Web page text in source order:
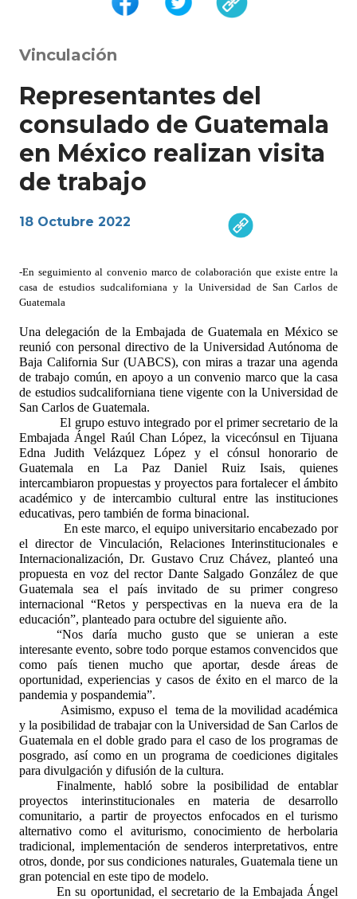
Vinculación
Representantes del
consulado de Guatemala
en México realizan visita
de trabajo
18 Octubre 2022
-En seguimiento al convenio marco de colaboración que existe entre la
casa de estudios sudcaliforniana y la Universidad de San Carlos de
Guatemala
Una delegación de la Embajada de Guatemala en México se
reunió con personal directivo de la Universidad Autónoma de
Baja California Sur (UABCS), con miras a trazar una agenda
de trabajo común, en apoyo a un convenio marco que la casa
de estudios sudcaliforniana tiene vigente con la Universidad de
San Carlos de Guatemala.
El grupo estuvo integrado por el primer secretario de la
Embajada Ángel Raúl Chan López, la vicecónsul en Tijuana
Edna Judith Velázquez López y el cónsul honorario de
Guatemala en La Paz Daniel Ruiz Isais, quienes
intercambiaron propuestas y proyectos para fortalecer el ámbito
académico y de intercambio cultural entre las instituciones
educativas, pero también de forma binacional.
En este marco, el equipo universitario encabezado por
el director de Vinculación, Relaciones Interinstitucionales e
Internacionalización, Dr. Gustavo Cruz Chávez, planteó una
propuesta en voz del rector Dante Salgado González de que
Guatemala sea el país invitado de su primer congreso
internacional “Retos y perspectivas en la nueva era de la
educación”, planteado para octubre del siguiente año.
“Nos daría mucho gusto que se unieran a este
interesante evento, sobre todo porque estamos convencidos que
como país tienen mucho que aportar, desde áreas de
oportunidad, experiencias y casos de éxito en el marco de la
pandemia y pospandemia”.
Asimismo, expuso el
tema de la movilidad académica
y la posibilidad de trabajar con la Universidad de San Carlos de
Guatemala en el doble grado para el caso de los programas de
posgrado, así como en un programa de coediciones digitales
para divulgación y difusión de la cultura.
Finalmente, habló sobre la posibilidad de entablar
proyectos interinstitucionales en materia de desarrollo
comunitario, a partir de proyectos enfocados en el turismo
alternativo como el aviturismo, conocimiento de herbolaria
tradicional, implementación de senderos interpretativos, entre
otros, donde, por sus condiciones naturales, Guatemala tiene un
gran potencial en este tipo de modelo.
En su oportunidad, el secretario de la Embajada Ángel